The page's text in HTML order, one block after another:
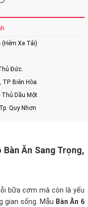
Xe Tải)
Đức.
Biên Hòa
Thủ Dầu Một
Quy Nhơn
Ăn Sang Trọng,
bữa cơm mà còn là yếu
gian sống. Mẫu Bàn Ăn 6